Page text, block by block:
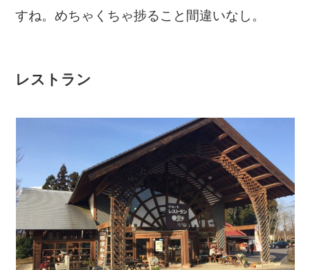
すね。めちゃくちゃ捗ること間違いなし。
レストラン